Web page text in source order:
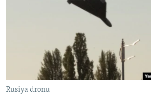
Rusiya dronu